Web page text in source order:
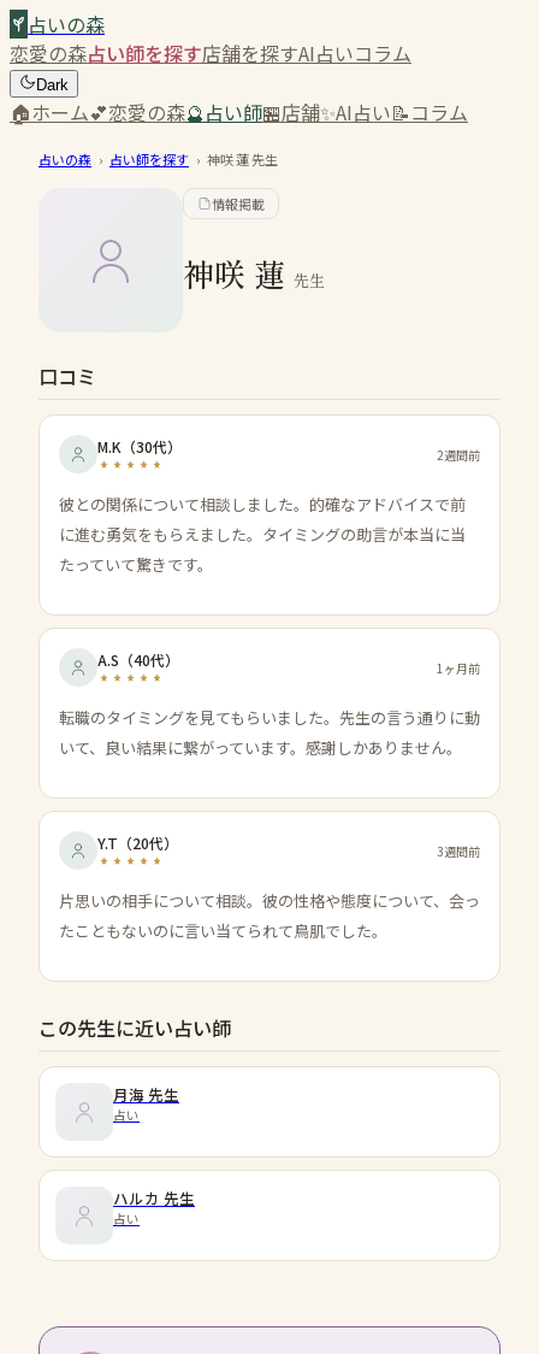
占いの森
恋愛の森占い師を探す店舗を探すAI占いコラム
Dark
🏠ホーム💕恋愛の森🔮占い師🏪店舗✨AI占い📝コラム
占いの森 › 占い師を探す › 神咲 蓮先生
情報掲載
神咲 蓮 先生
口コミ
M.K （30代） 2週間前
彼との関係について相談しました。的確なアドバイスで前
に進む勇気をもらえました。タイミングの助言が本当に当
たっていて驚きです。
A.S （40代） 1ヶ月前
転職のタイミングを見てもらいました。先生の言う通りに動
いて、良い結果に繋がっています。感謝しかありません。
Y.T （20代） 3週間前
片思いの相手について相談。彼の性格や態度について、会っ
たこともないのに言い当てられて鳥肌でした。
この先生に近い占い師
月海 先生
占い
ハルカ 先生
占い